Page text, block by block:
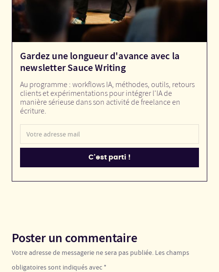
Gardez une longueur d'avance avec la
newsletter Sauce Writing
Au programme : workflows IA, méthodes, outils, retours
clients et expérimentations pour intégrer l'IA de
manière sérieuse dans son activité de freelance en
écriture.
Poster un commentaire
Votre adresse de messagerie ne sera pas publiée. Les champs
obligatoires sont indiqués avec *